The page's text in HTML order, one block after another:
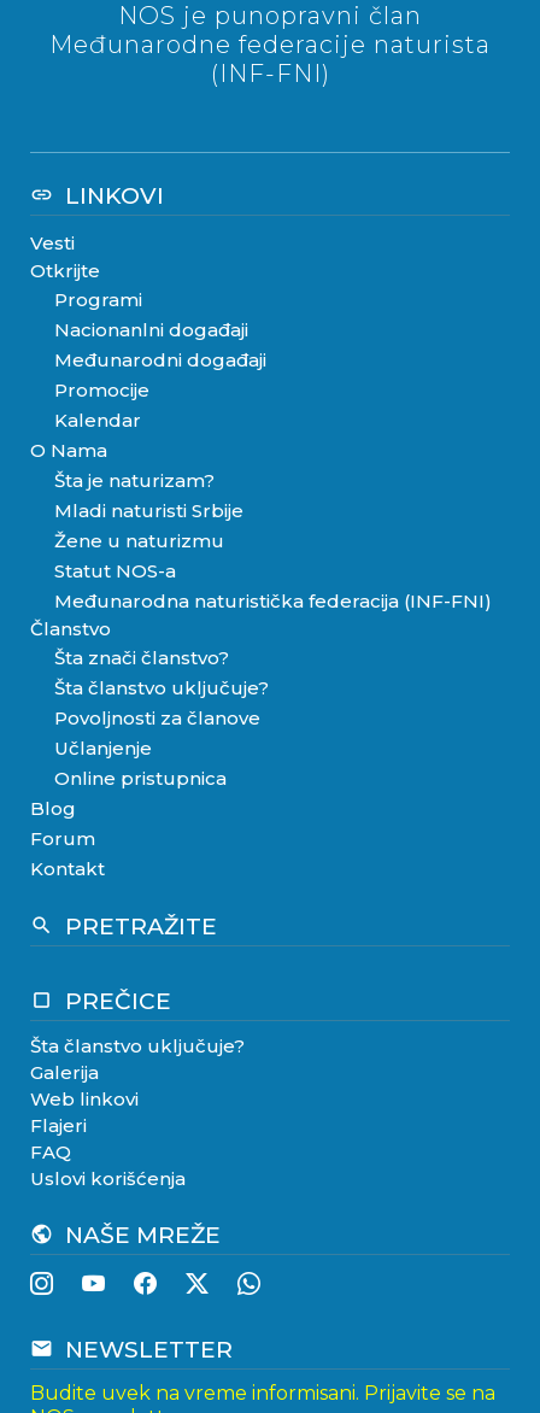
NOS je punopravni član
Međunarodne federacije naturista
(INF-FNI)
link LINKOVI
Vesti
Otkrijte
Programi
Nacionanlni događaji
Međunarodni događaji
Promocije
Kalendar
O Nama
Šta je naturizam?
Mladi naturisti Srbije
Žene u naturizmu
Statut NOS-a
Međunarodna naturistička federacija (INF-FNI)
Članstvo
Šta znači članstvo?
Šta članstvo uključuje?
Povoljnosti za članove
Učlanjenje
Online pristupnica
Blog
Forum
Kontakt
search PRETRAŽITE
crop_square PREČICE
Šta članstvo uključuje?
Galerija
Web linkovi
Flajeri
FAQ
Uslovi korišćenja
public NAŠE MREŽE
email NEWSLETTER
Budite uvek na vreme informisani. Prijavite se na